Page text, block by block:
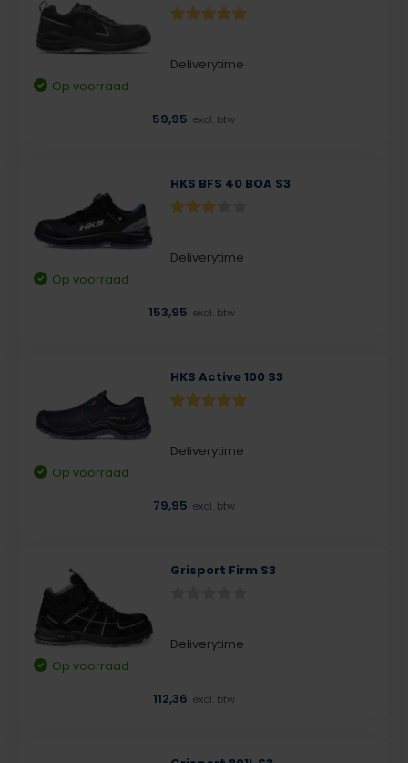
Deliverytime
Op voorraad
59,95 excl. btw
HKS BFS 40 BOA S3
Deliverytime
Op voorraad
153,95 excl. btw
HKS Active 100 S3
Deliverytime
Op voorraad
79,95 excl. btw
Grisport Firm S3
Deliverytime
Op voorraad
112,36 excl. btw